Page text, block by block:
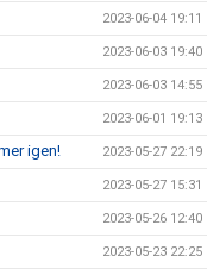
2023-06-04 19:11
2023-06-03 19:40
2023-06-03 14:55
2023-06-01 19:13
igen! 2023-05-27 22:19
2023-05-27 15:31
2023-05-26 12:40
2023-05-23 22:25